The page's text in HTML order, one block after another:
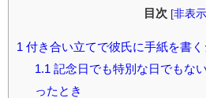
目次 [非表示
1 付き合い立てで彼氏に手紙を書
1.1 記念日でも特別な日でもな
ったとき